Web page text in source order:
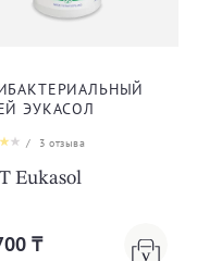
ЭУКАСОЛ
/ 3 отзыва
Eukasol
₸